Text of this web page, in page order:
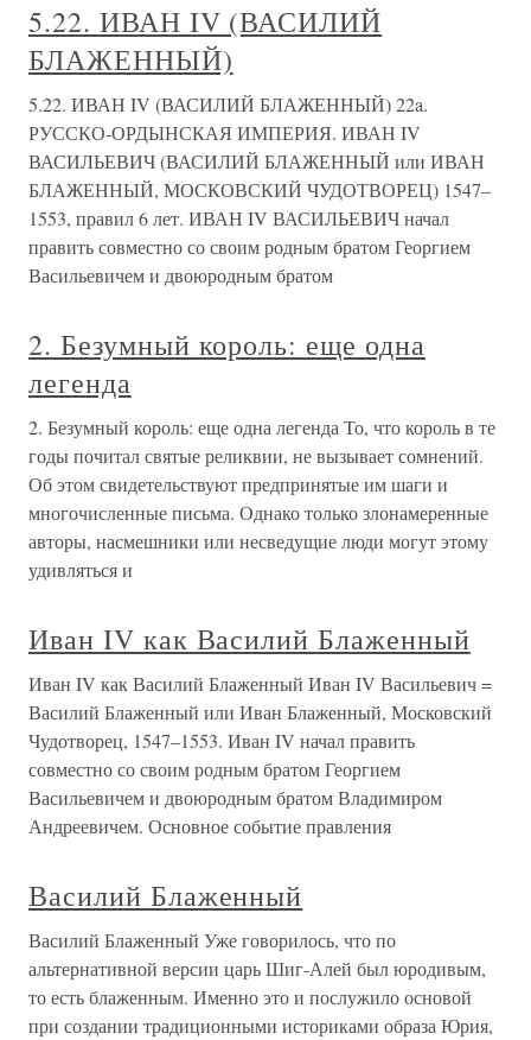
5.22. ИВАН IV (ВАСИЛИЙ
БЛАЖЕННЫЙ)
5.22. ИВАН IV (ВАСИЛИЙ БЛАЖЕННЫЙ) 22a.
РУССКО-ОРДЫНСКАЯ ИМПЕРИЯ. ИВАН IV
ВАСИЛЬЕВИЧ (ВАСИЛИЙ БЛАЖЕННЫЙ или ИВАН
БЛАЖЕННЫЙ, МОСКОВСКИЙ ЧУДОТВОРЕЦ) 1547–
1553, правил 6 лет. ИВАН IV ВАСИЛЬЕВИЧ начал
править совместно со своим родным братом Георгием
Васильевичем и двоюродным братом
2. Безумный король: еще одна
легенда
2. Безумный король: еще одна легенда То, что король в те
годы почитал святые реликвии, не вызывает сомнений.
Об этом свидетельствуют предпринятые им шаги и
многочисленные письма. Однако только злонамеренные
авторы, насмешники или несведущие люди могут этому
удивляться и
Иван IV как Василий Блаженный
Иван IV как Василий Блаженный Иван IV Васильевич =
Василий Блаженный или Иван Блаженный, Московский
Чудотворец, 1547–1553. Иван IV начал править
совместно со своим родным братом Георгием
Васильевичем и двоюродным братом Владимиром
Андреевичем. Основное событие правления
Василий Блаженный
Василий Блаженный Уже говорилось, что по
альтернативной версии царь Шиг-Алей был юродивым,
то есть блаженным. Именно это и послужило основой
при создании традиционными историками образа Юрия,